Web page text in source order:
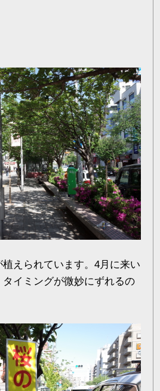
えられています。4月に来い
イミングが微妙にずれるの